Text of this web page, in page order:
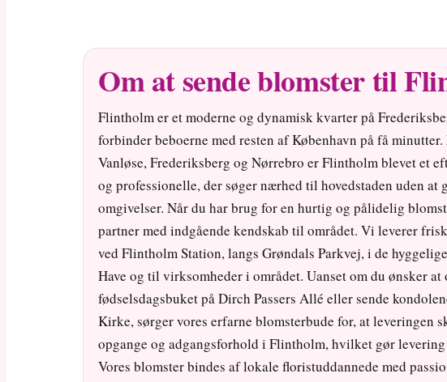
Om at sende blomster til
Flintholm er et moderne og dynamisk kvarter på
forbinder beboerne med resten af København på få
Vanløse, Frederiksberg og Nørrebro er Flintholm blevet et
og professionelle, der søger nærhed til hovedstaden uden at
omgivelser. Når du har brug for en hurtig og pålidelig
partner med indgående kendskab til området. Vi leverer
ved Flintholm Station, langs Grøndals Parkvej, i de
Have og til virksomheder i området. Uanset om du ønsker at
fødselsdagsbuket på Dirch Passers Allé eller sende
Kirke, sørger vores erfarne blomsterbude for, at leveringen
opgange og adgangsforhold i Flintholm, hvilket gør
Vores blomster bindes af lokale floristuddannede med